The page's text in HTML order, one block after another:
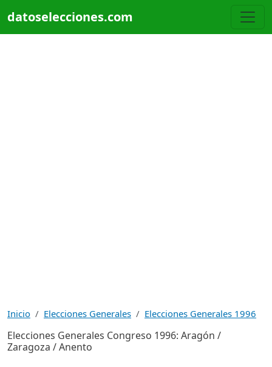
datoselecciones.com
Inicio Elecciones Generales Elecciones Generales 1996
Elecciones Generales Congreso 1996: Aragón /
Zaragoza / Anento